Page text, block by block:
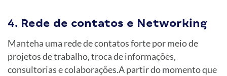
4. Rede de contatos e Networking
Manteha uma rede de contatos forte por meio de
projetos de trabalho, troca de informações,
consultorias e colaborações.A partir do momento que